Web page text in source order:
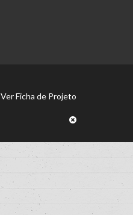
Ver Ficha de Projeto